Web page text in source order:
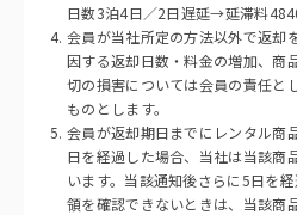
日数3泊4日／2日遅延→延滞料
会員が当社所定の方法以外で返却
因する返却日数・料金の増加、商
切の損害については会員の責任と
ものとします。
会員が返却期日までにレンタル商
日を経過した場合、当社は当該商
います。当該通知後さらに5日を
領を確認できないときは、当該商